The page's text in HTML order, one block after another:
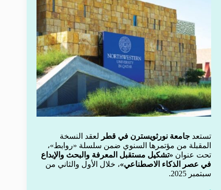
تستعد جامعة نورثويسترن في قطر لعقد النسخة
المقبلة من مؤتمرها السنوي ضمن سلسلة «روابط»،
تحت عنوان «تشكيل مستقبل المعرفة والبحث والإبداع
في عصر الذكاء الاصطناعي»، خلال الأول والثاني من
سبتمبر 2025.